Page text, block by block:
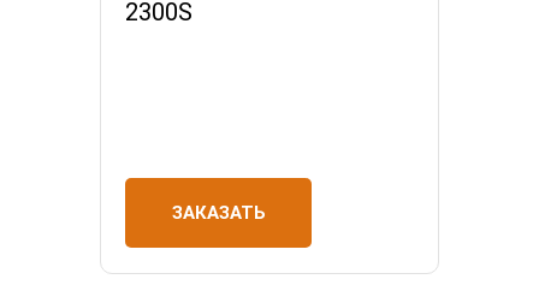
2300S
ЗАКАЗАТЬ